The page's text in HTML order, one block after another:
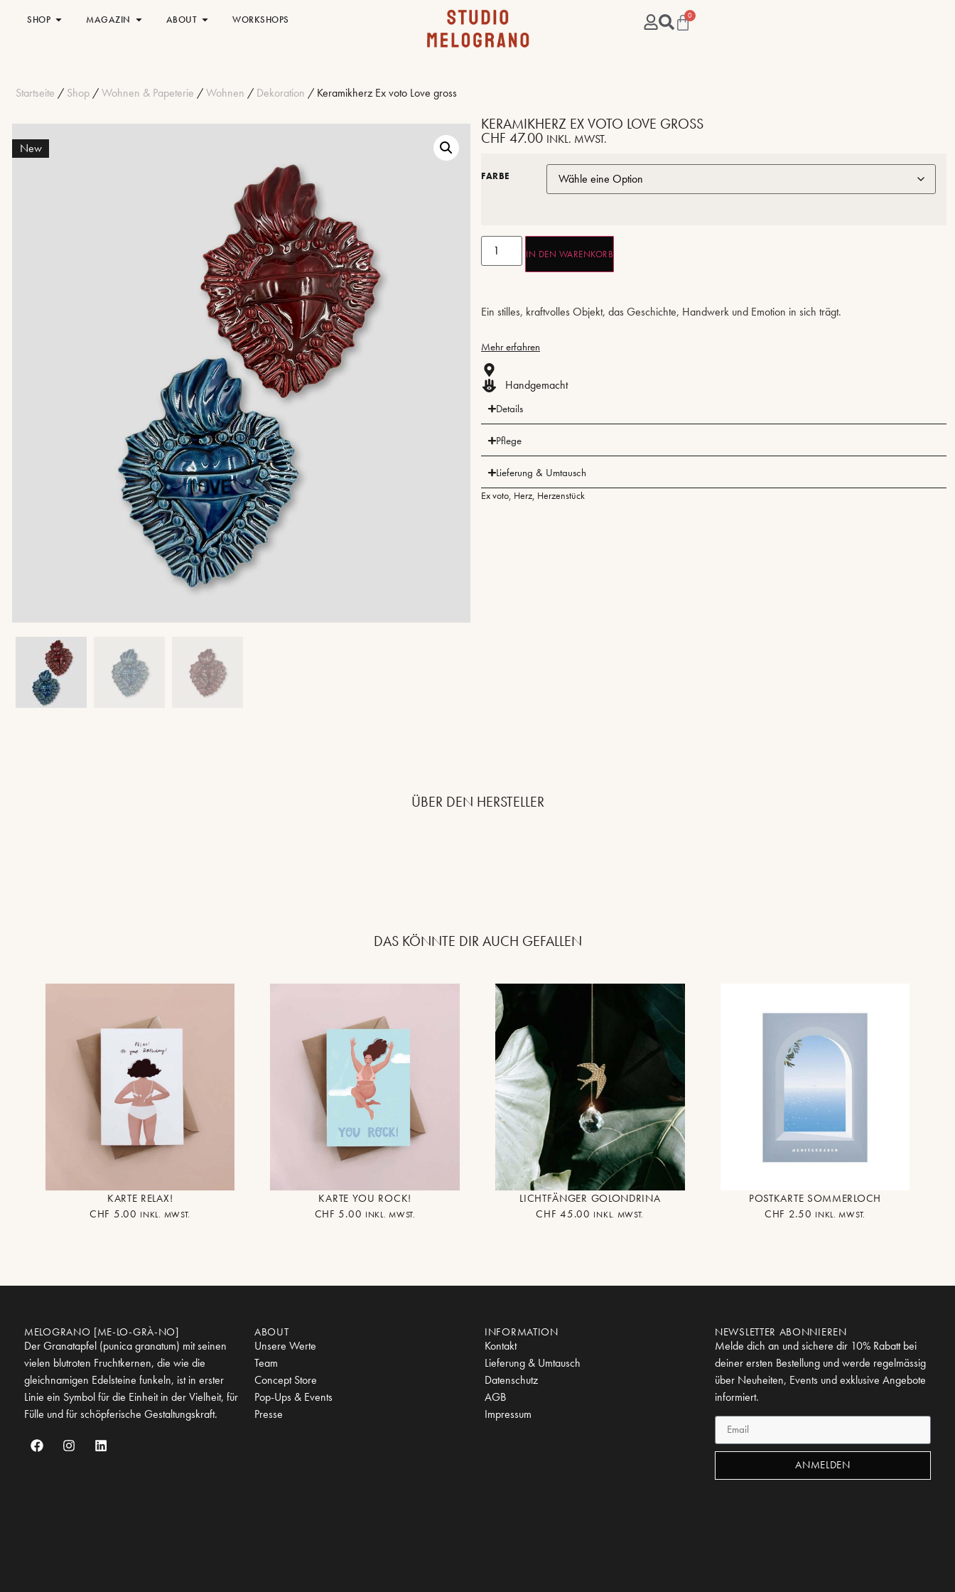
SHOP MAGAZIN ABOUT WORKSHOPS 0
Startseite / Shop /Wohnen & Papeterie /Wohnen / Dekoration / Keramikherz Ex voto Love gross
New
KERAMIKHERZ EX VOTO LOVE GROSS
CHF 47.00 INKL. MWST.
FARBE
IN DEN WARENKORB
Ein stilles, kraftvolles Objekt, das Geschichte, Handwerk und Emotion in sich trägt.
Mehr erfahren
Handgemacht
Details
Pflege
Lieferung & Umtausch
Ex voto, Herz, Herzenstück
ÜBER DEN HERSTELLER
DAS KÖNNTE DIR AUCH GEFALLEN
KARTE RELAX!
CHF 5.00 INKL. MWST.
KARTE YOU ROCK!
CHF 5.00 INKL. MWST.
LICHTFÄNGER GOLONDRINA
CHF 45.00 INKL. MWST.
POSTKARTE SOMMERLOCH
CHF 2.50 INKL. MWST.
MELOGRANO [ME-LO-GRÀ-NO]
Der Granatapfel (punica granatum) mit seinen
vielen blutroten Fruchtkernen, die wie die
gleichnamigen Edelsteine funkeln, ist in erster
Linie ein Symbol für die Einheit in der Vielheit, für
Fülle und für schöpferische Gestaltungskraft.
ABOUT
Unsere Werte
Team
Concept Store
Pop-Ups & Events
Presse
INFORMATION
Kontakt
Lieferung & Umtausch
Datenschutz
AGB
Impressum
NEWSLETTER ABONNIEREN
Melde dich an und sichere dir 10% Rabatt bei
deiner ersten Bestellung und werde regelmässig
über Neuheiten, Events und exklusive Angebote
informiert.
ANMELDEN